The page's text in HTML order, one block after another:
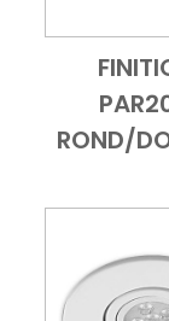
Add
ROND/